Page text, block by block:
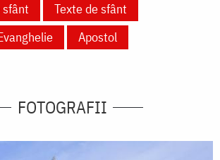
Texte de sfânt
Apostol
FOTOGRAFII